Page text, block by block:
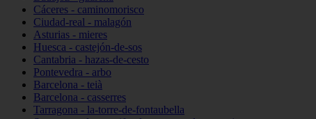
Cáceres - caminomorisco
Ciudad-real - malagón
Asturias - mieres
Huesca - castejón-de-sos
Cantabria - hazas-de-cesto
Pontevedra - arbo
Barcelona - teià
Barcelona - casserres
Tarragona - la-torre-de-fontaubella